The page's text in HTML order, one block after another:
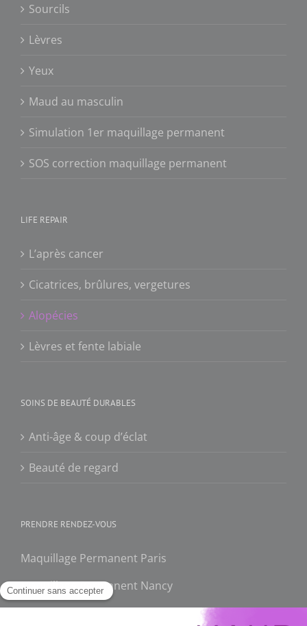
Sourcils
Lèvres
Yeux
Maud au masculin
Simulation 1er maquillage permanent
SOS correction maquillage permanent
LIFE REPAIR
L’après cancer
Cicatrices, brûlures, vergetures
Alopécies
Lèvres et fente labiale
SOINS DE BEAUTÉ DURABLES
Anti-âge & coup d’éclat
Beauté de regard
PRENDRE RENDEZ-VOUS
Maquillage Permanent Paris
Maquillage Permanent Nancy